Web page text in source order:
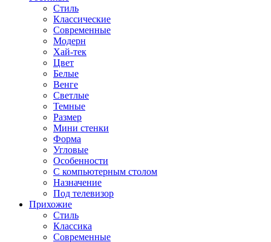
Стиль
Классические
Современные
Модерн
Хай-тек
Цвет
Белые
Венге
Светлые
Темные
Размер
Мини стенки
Форма
Угловые
Особенности
С компьютерным столом
Назначение
Под телевизор
Прихожие
Стиль
Классика
Современные